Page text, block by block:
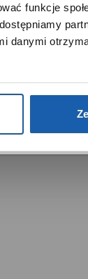
funkcje
danymi
statystycznych i
w tej witrynie,
preferencje.
SERWISU